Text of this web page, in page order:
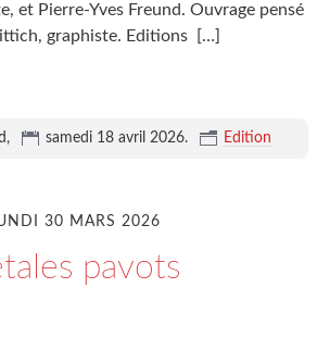
et Pierre-Yves Freund. Ouvrage pensé
graphiste. Editions
[…]
samedi 18 avril 2026. Edition
30 MARS 2026
pavots